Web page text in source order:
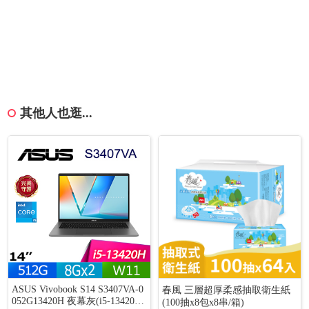
其他人也逛...
ASUS Vivobook S14 S3407VA-0
052G13420H 夜幕灰(i5-13420H/
春風 三層超厚柔感抽取衛生紙
(100抽x8包x8串/箱)